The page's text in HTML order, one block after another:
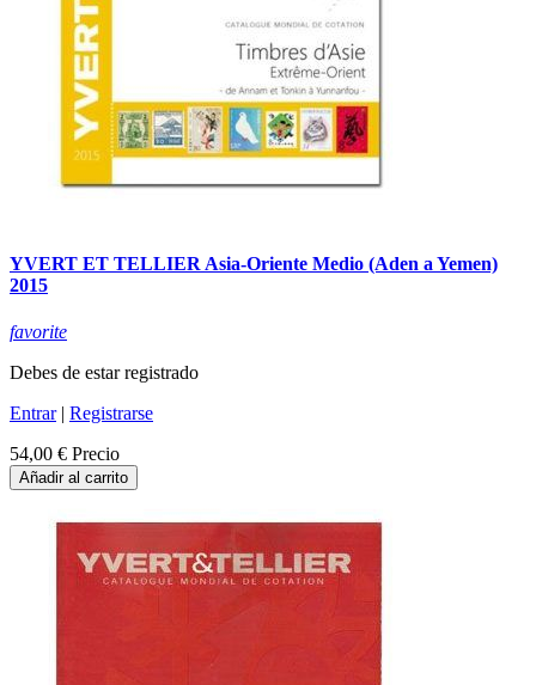
YVERT ET TELLIER Asia-Oriente Medio (Aden a Yemen)
2015
favorite
Debes de estar registrado
Entrar| Registrarse
54,00 € Precio
Añadir al carrito